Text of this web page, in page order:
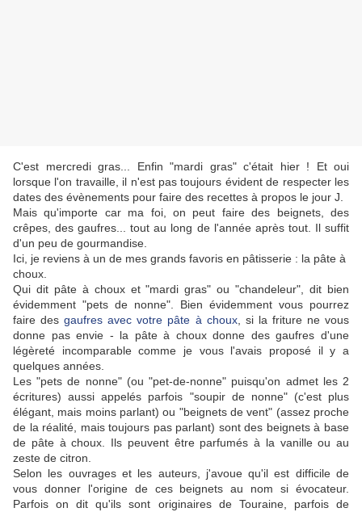
C'est mercredi gras... Enfin "mardi gras" c'était hier ! Et oui
lorsque l'on travaille, il n'est pas toujours évident de respecter les
dates des évènements pour faire des recettes à propos le jour J.
Mais qu'importe car ma foi, on peut faire des beignets, des
crêpes, des gaufres... tout au long de l'année après tout. Il suffit
d'un peu de gourmandise.
Ici, je reviens à un de mes grands favoris en pâtisserie : la pâte à
choux.
Qui dit pâte à choux et "mardi gras" ou "chandeleur", dit bien
évidemment "pets de nonne". Bien évidemment vous pourrez
faire desgaufres avec votre pâte à choux, si la friture ne vous
donne pas envie - la pâte à choux donne des gaufres d'une
légèreté incomparable comme je vous l'avais proposé il y a
quelques années.
Les "pets de nonne" (ou "pet-de-nonne" puisqu'on admet les 2
écritures) aussi appelés parfois "soupir de nonne" (c'est plus
élégant, mais moins parlant) ou "beignets de vent" (assez proche
de la réalité, mais toujours pas parlant) sont des beignets à base
de pâte à choux. Ils peuvent être parfumés à la vanille ou au
zeste de citron.
Selon les ouvrages et les auteurs, j'avoue qu'il est difficile de
vous donner l'origine de ces beignets au nom si évocateur.
Parfois on dit qu'ils sont originaires de Touraine, parfois de